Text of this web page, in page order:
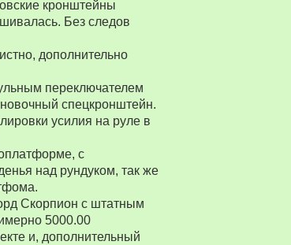
кронштейны
Без следов
дополнительно
переключателем
спецкронштейн.
усилия на руле в
с
над рундуком, так же
Скорпион с штатным
5000.00
и, дополнительный